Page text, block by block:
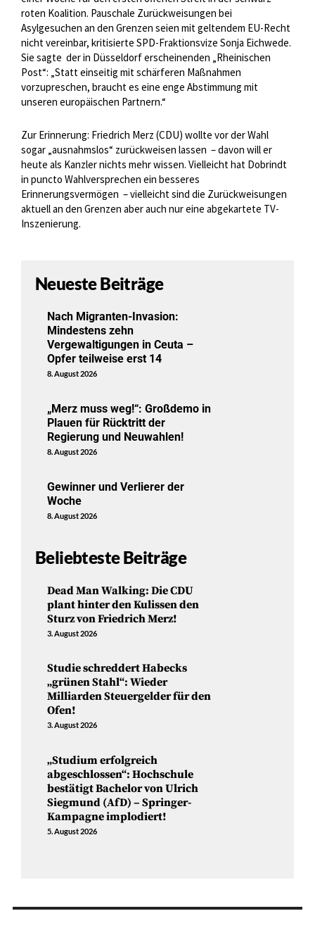
roten Koalition. Pauschale Zurückweisungen bei
Asylgesuchen an den Grenzen seien mit geltendem EU-Recht
nicht vereinbar, kritisierte SPD-Fraktionsvize Sonja Eichwede.
Sie sagte der in Düsseldorf erscheinenden „Rheinischen
Post“: „Statt einseitig mit schärferen Maßnahmen
vorzupreschen, braucht es eine enge Abstimmung mit
unseren europäischen Partnern.“
Zur Erinnerung: Friedrich Merz (CDU) wollte vor der Wahl
sogar „ausnahmslos“ zurückweisen lassen – davon will er
heute als Kanzler nichts mehr wissen. Vielleicht hat Dobrindt
in puncto Wahlversprechen ein besseres
Erinnerungsvermögen – vielleicht sind die Zurückweisungen
aktuell an den Grenzen aber auch nur eine abgekartete TV-
Inszenierung.
Neueste Beiträge
Nach Migranten-Invasion:
Mindestens zehn
Vergewaltigungen in Ceuta –
Opfer teilweise erst 14
8. August 2026
„Merz muss weg!“: Großdemo in
Plauen für Rücktritt der
Regierung und Neuwahlen!
8. August 2026
Gewinner und Verlierer der
Woche
8. August 2026
Beliebteste Beiträge
Dead Man Walking: Die CDU
plant hinter den Kulissen den
Sturz von Friedrich Merz!
3. August 2026
Studie schreddert Habecks
„grünen Stahl“: Wieder
Milliarden Steuergelder für den
Ofen!
3. August 2026
„Studium erfolgreich
abgeschlossen“: Hochschule
bestätigt Bachelor von Ulrich
Siegmund (AfD) – Springer-
Kampagne implodiert!
5. August 2026